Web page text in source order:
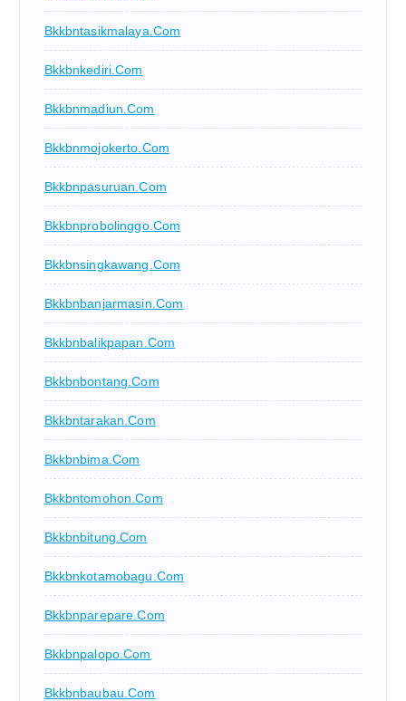
Bkkbntasikmalaya.com
Bkkbnkediri.com
Bkkbnmadiun.com
Bkkbnmojokerto.com
Bkkbnpasuruan.com
Bkkbnprobolinggo.com
Bkkbnsingkawang.com
Bkkbnbanjarmasin.com
Bkkbnbalikpapan.com
Bkkbnbontang.com
Bkkbntarakan.com
Bkkbnbima.com
Bkkbntomohon.com
Bkkbnbitung.com
Bkkbnkotamobagu.com
Bkkbnparepare.com
Bkkbnpalopo.com
Bkkbnbaubau.com